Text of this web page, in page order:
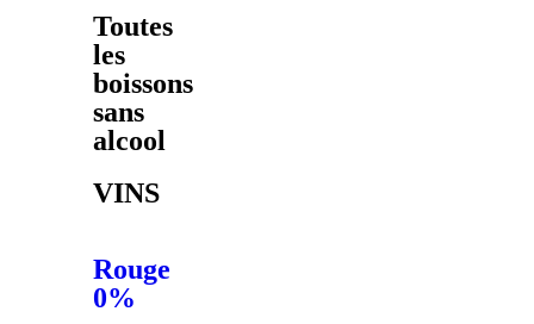
Toutes
les
boissons
sans
alcool
VINS
Rouge
0%